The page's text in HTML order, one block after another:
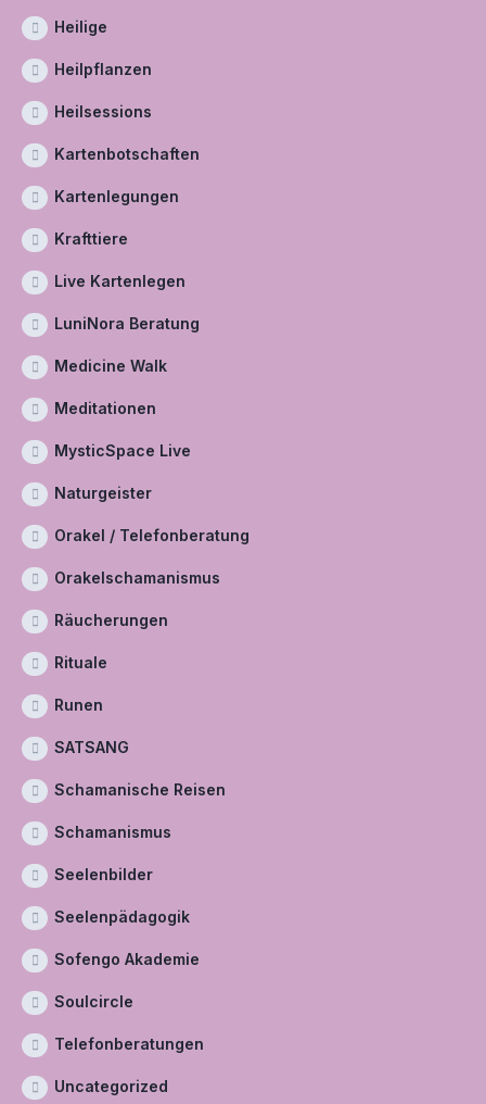
Heilige
Heilpflanzen
Heilsessions
Kartenbotschaften
Kartenlegungen
Krafttiere
Live Kartenlegen
LuniNora Beratung
Medicine Walk
Meditationen
MysticSpace Live
Naturgeister
Orakel / Telefonberatung
Orakelschamanismus
Räucherungen
Rituale
Runen
SATSANG
Schamanische Reisen
Schamanismus
Seelenbilder
Seelenpädagogik
Sofengo Akademie
Soulcircle
Telefonberatungen
Uncategorized